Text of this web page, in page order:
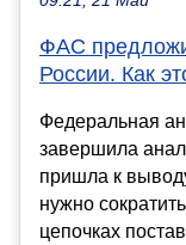
ФАС
России. Как
Федеральная
завершила
пришла к
нужно
цепочках